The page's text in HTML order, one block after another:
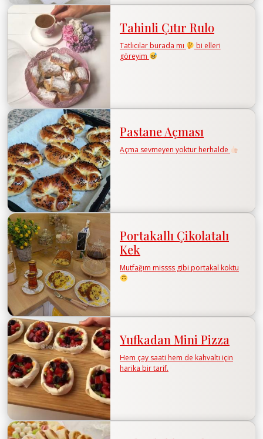
Tahinli Çıtır Rulo
Tatlıcılar burada mı
bi elleri
göreyim
Pastane Açması
Açma sevmeyen yoktur herhalde
Portakallı Çikolatalı
Kek
Mutfağım missss gibi portakal koktu
Yufkadan Mini Pizza
Hem çay saati hem de kahvaltı için
harika bir tarif.